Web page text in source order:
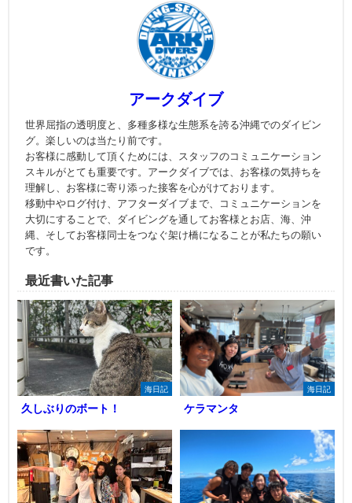
アークダイブ
世界屈指の透明度と、多種多様な生態系を誇る沖縄でのダイビン
グ。楽しいのは当たり前です。
お客様に感動して頂くためには、スタッフのコミュニケーション
スキルがとても重要です。アークダイブでは、お客様の気持ちを
理解し、お客様に寄り添った接客を心がけております。
移動中やログ付け、アフターダイブまで、コミュニケーションを
大切にすることで、ダイビングを通してお客様とお店、海、沖
縄、そしてお客様同士をつなぐ架け橋になることが私たちの願い
です。
最近書いた記事
海日記
久しぶりのボート！
海日記
ケラマンタ